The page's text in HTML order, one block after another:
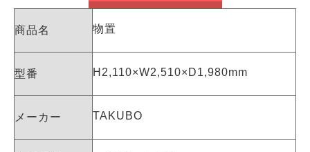
商品名 物置
型番 H2,110×W2,510×D1,980mm
メーカー TAKUBO